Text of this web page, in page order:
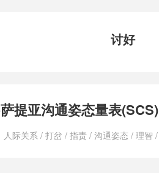
讨好
提亚沟通姿态量表(SCS)
人际关系 / 打岔 / 指责 / 沟通姿态 / 理智 /